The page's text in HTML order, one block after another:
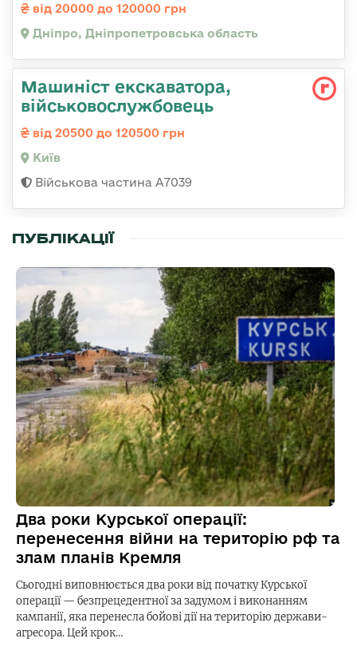
від 20000 до 120000 грн
Дніпро, Дніпропетровська область
Машиніст екскаватора,
військовослужбовець
від 20500 до 120500 грн
Київ
Військова частина А7039
ПУБЛІКАЦІЇ
Два роки Курської операції:
перенесення війни на територію рф та
злам планів Кремля
Сьогодні виповнюється два роки від початку Курської
операції — безпрецедентної за задумом і виконанням
кампанії, яка перенесла бойові дії на територію держави-
агресора. Цей крок…